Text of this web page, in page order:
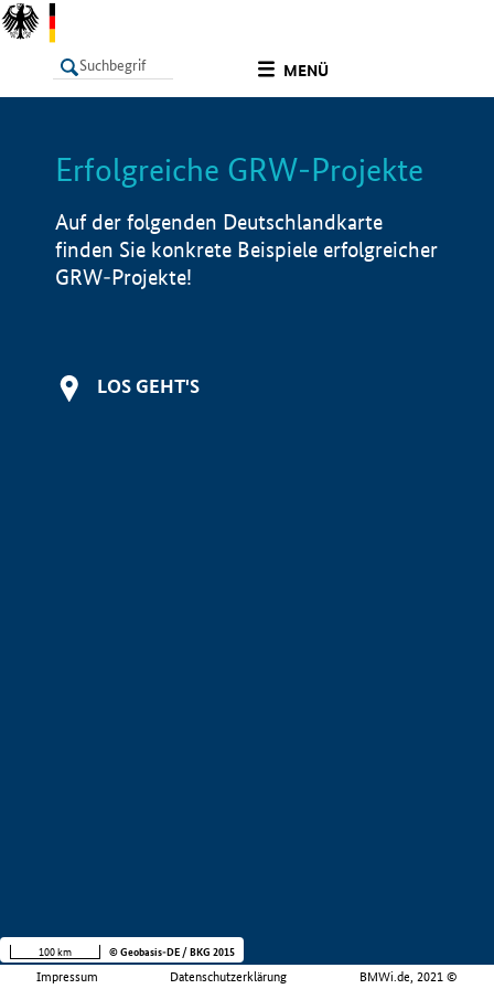
MENÜ
LISTE Info
Erfolgreiche GRW-Projekte
Auf der folgenden Deutschlandkarte
finden Sie konkrete Beispiele erfolgreicher
GRW-Projekte!
LOS GEHT'S
Impressum Datenschutzerklärung BMWi.de, 2021 ©
100 km © Geobasis-DE / BKG 2015